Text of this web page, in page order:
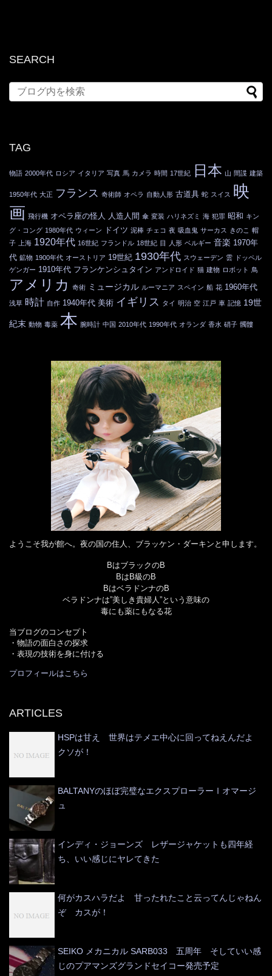
SEARCH
TAG
物語 2000年代 ロシア イタリア 写真 馬 カメラ 時間 17世紀 日本 山 間諜 建築
1950年代 大正 フランス 奇術師 オペラ 自動人形 古道具 蛇 スイス 映
画 飛行機 オペラ座の怪人 人造人間 傘 変装 ハリネズミ 海 犯罪 昭和 キン
グ・コング 1980年代 ウィーン ドイツ 泥棒 チェコ 夜 吸血鬼 サーカス きのこ 帽
子
上海 1920年代 16世紀 フランドル 18世紀 目 人形 ベルギー 音楽 1970年
代 鉱物 1900年代 オーストリア 19世紀 1930年代 スウェーデン 雲
ドッペル
ゲンガー 1910年代 フランケンシュタイン アンドロイド 猫 建物 ロボット 鳥
アメリカ 奇術 ミュージカル ルーマニア スペイン 船 花 1960年代
浅草 時計 自作 1940年代 美術 イギリス タイ 明治 空 江戸 車 記憶 19世
紀末 動物 毒薬 本 腕時計 中国 2010年代 1990年代 オランダ 香水 硝子 髑髏
ようこそ我が館へ。夜の国の住人、ブラッケン・ダーキンと申します。
BはブラックのB
BはB級のB
BはベラドンナのB
ベラドンナは”美しき貴婦人”という意味の
毒にも薬にもなる花
当ブログのコンセプト
・物語の面白さの探求
・表現の技術を身に付ける
プロフィールはこちら
ARTICLES
HSPは甘え 世界はテメエ中心に回ってねえんだよ
クソが！
BALTANYのほぼ完璧なエクスプローラーⅠオマージ
ュ
インディ・ジョーンズ レザージャケットも四年経
ち、いい感じにヤレてきた
何がカスハラだよ 甘ったれたこと云ってんじゃねん
ぞ カスが！
SEIKO メカニカル SARB033 五周年 そしていい感
じのプアマンズグランドセイコー発売予定